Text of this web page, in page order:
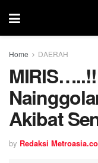
Home DAERAH
Akibat
by Redaksi Metroasia.co